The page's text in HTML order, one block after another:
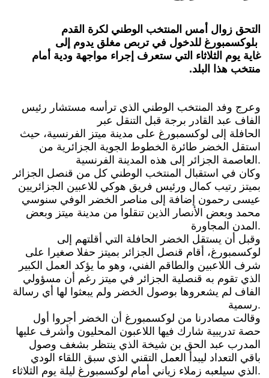
‬بلوكسمبورغ‭ ‬للدخول‭ ‬في‭ ‬تربص‭ ‬مغلق‭ ‬يدوم‭ ‬إلى‭ ‬
‬منتخب‭ ‬هذا‭ ‬البلد‭.
وعرج وفد المنتخب الوطني الذي ترأسه مستشار رئيس
الفاف عبد القادر برجة قبل التنقل عبر
استقل الخضر طائرة الخطوط الجوية الجزائرية من
العاصمة الجزائر إلى هذه المدينة الفرنسية.
وكان في استقبال المنتخب الوطني كل من قنصل الجزائر
بميتز رتيب كمال ورئيس فريق هوكي للاعبين الجزائريين
عيسى رحمون إضافة إلى مناصر الخضر الوفي سنوسي
محمد وبعض الأنصار الذين تنقلوا من مدينة ميتز وبعض
المدن المجاورة.
وقبل أن يستقل الخضر الحافلة التي أقلتهم إلى
لوكسمبورغ، أقام قنصل الجزائر بميتز حفلا صغيرا على
شرف اللاعبين والطاقم الفني، وهو ما يؤكد العمل الكبير
الذي تقوم به قنصلية الجزائر في ميتز رغم أن مسؤولي
الفاف لم يشعروها بوصول الخضر ولم يبعثوا لها أي رسالة
رسمية.
وقالت مصادرنا من لوكسمبورغ أن الخضر أجروا أول
حصة تدريبية شارك فيها اللاعبون المحليون وأشرف عليها
المدرب عبد الحق بن شيخة الذي ينتظر بشغف وصول
باقي التعداد ليبدأ العمل التقني الذي سبق اللقاء الودي
الذي سيلعبه زملاء زياني أمام لوكسمبورغ ليلة يوم الثلاثاء.